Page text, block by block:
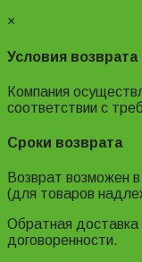
×
Условия
Компания
соответствии с
Сроки возврата
Возврат возможен
(для товаров
Обратная доставка
договоренности.